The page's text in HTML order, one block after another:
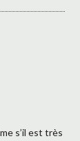
s’il est très